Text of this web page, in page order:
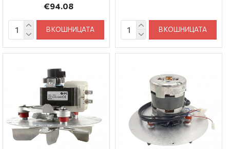
€94.08
В КОШНИЦАТА В КОШНИЦАТА